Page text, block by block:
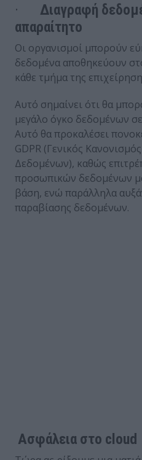
· Διαγραφή
απαραίτητο
Οι οργανισμοί μπορούν
δεδομένα αποθηκεύουν
κάθε τμήμα της
Αυτό σημαίνει ότι θα
μεγάλο όγκο δεδομένων
Αυτό θα προκαλέσει
GDPR (Γενικός
Δεδομένων), καθώς
προσωπικών δεδομένων
βάση, ενώ παράλληλα
παραβίασης δεδομένων.
Ασφάλεια στο cloud